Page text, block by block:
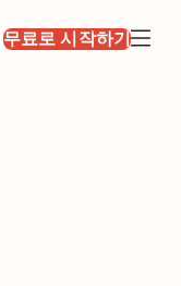
무료로 시작하기